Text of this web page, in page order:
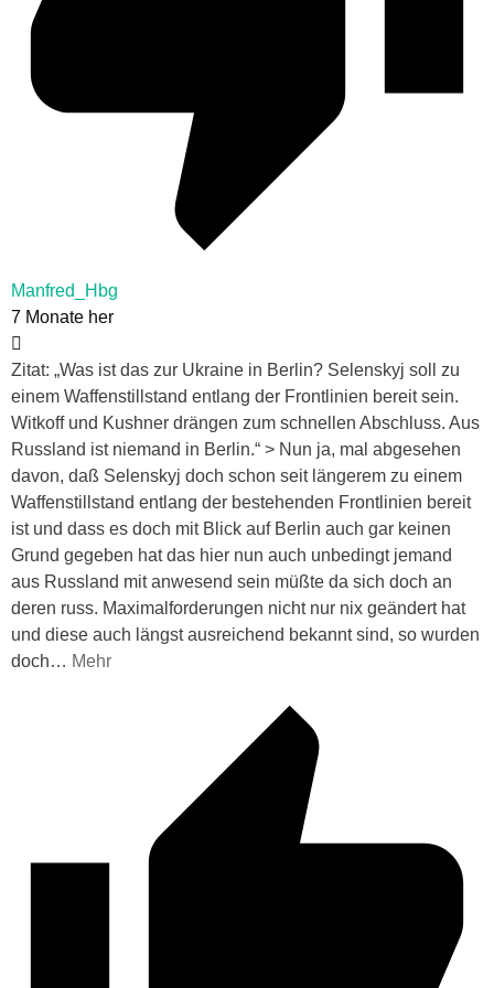
Manfred_Hbg
7 Monate her
Zitat: „Was ist das zur Ukraine in Berlin? Selenskyj soll zu
einem Waffenstillstand entlang der Frontlinien bereit sein.
Witkoff und Kushner drängen zum schnellen Abschluss. Aus
Russland ist niemand in Berlin.“ > Nun ja, mal abgesehen
davon, daß Selenskyj doch schon seit längerem zu einem
Waffenstillstand entlang der bestehenden Frontlinien bereit
ist und dass es doch mit Blick auf Berlin auch gar keinen
Grund gegeben hat das hier nun auch unbedingt jemand
aus Russland mit anwesend sein müßte da sich doch an
deren russ. Maximalforderungen nicht nur nix geändert hat
und diese auch längst ausreichend bekannt sind, so wurden
doch… Mehr